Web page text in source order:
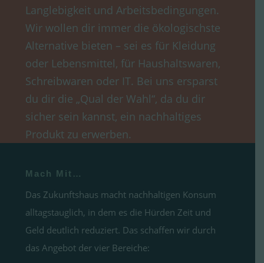
Langlebigkeit und Arbeitsbedingungen.
Wir wollen dir immer die ökologischste
Alternative bieten – sei es für Kleidung
oder Lebensmittel, für Haushaltswaren,
Schreibwaren oder IT. Bei uns ersparst
du dir die „Qual der Wahl“, da du dir
sicher sein kannst, ein nachhaltiges
Produkt zu erwerben.
Mach Mit…
Das Zukunftshaus macht nachhaltigen Konsum
alltagstauglich, in dem es die Hürden Zeit und
Geld deutlich reduziert. Das schaffen wir durch
das Angebot der vier Bereiche: